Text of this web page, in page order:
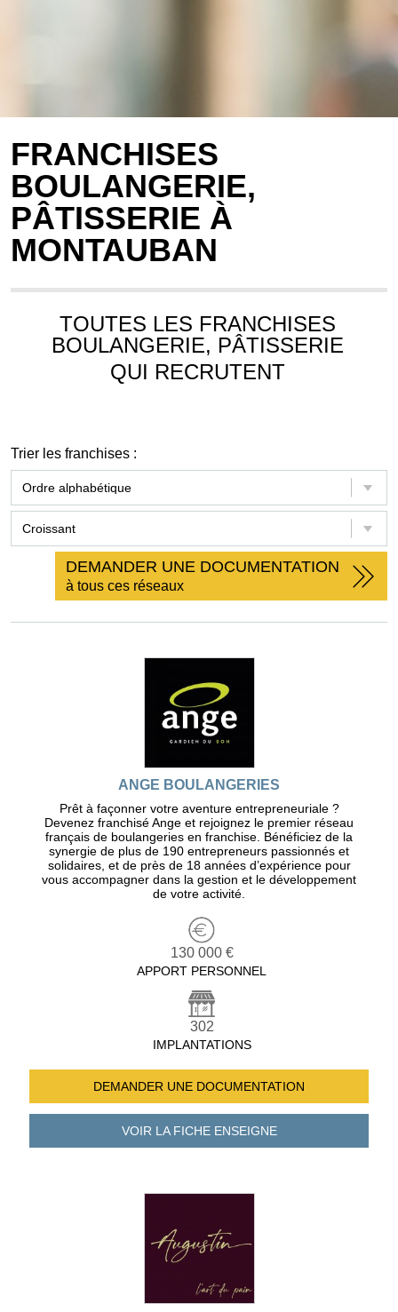
FRANCHISES
BOULANGERIE,
PÂTISSERIE À
MONTAUBAN
TOUTES LES FRANCHISES
BOULANGERIE, PÂTISSERIE
QUI RECRUTENT
Trier les franchises :
DEMANDER UNE DOCUMENTATION
à tous ces réseaux
ANGE BOULANGERIES
Prêt à façonner votre aventure entrepreneuriale ?
Devenez franchisé Ange et rejoignez le premier réseau
français de boulangeries en franchise. Bénéficiez de la
synergie de plus de 190 entrepreneurs passionnés et
solidaires, et de près de 18 années d’expérience pour
vous accompagner dans la gestion et le développement
de votre activité.
130 000 €
APPORT PERSONNEL
302
IMPLANTATIONS
DEMANDER UNE DOCUMENTATION
VOIR LA FICHEENSEIGNE